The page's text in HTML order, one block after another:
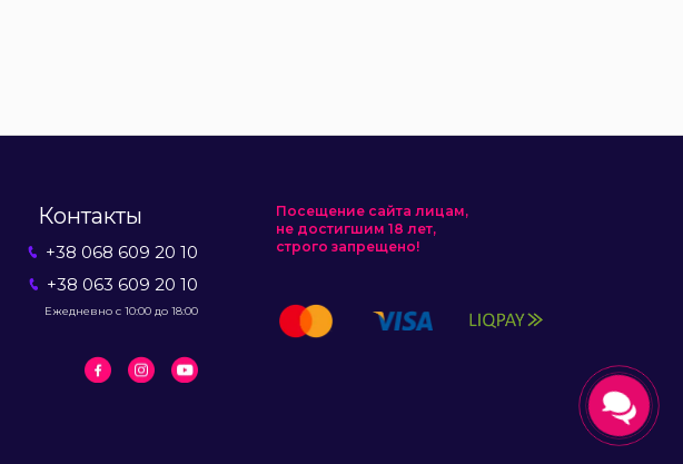
Контакты
+38 068 609 20 10
+38 063 609 20 10
Ежедневно с 10:00 до 18:00
Посещение сайта лицам,
не достигшим 18 лет,
строго запрещено!